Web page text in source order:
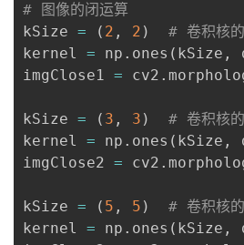
# 图像的闭运算
kSize = ( 2 , 2 )
# 卷积核
kernel = np . ones ( kSize ,
imgClose1 = cv2 .
kSize = ( 3 , 3 )
# 卷积核
kernel = np . ones ( kSize ,
imgClose2 = cv2 .
kSize = ( 5 , 5 )
# 卷积核
kernel = np . ones ( kSize ,